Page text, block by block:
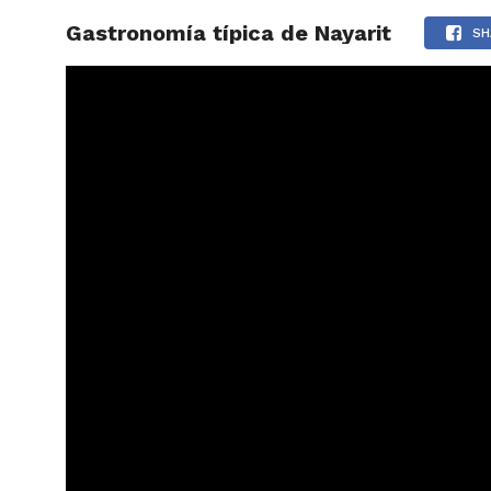
Gastronomía típica de Nayarit